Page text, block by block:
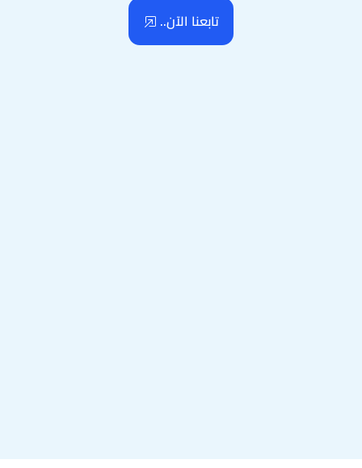
تابعنا الآن..